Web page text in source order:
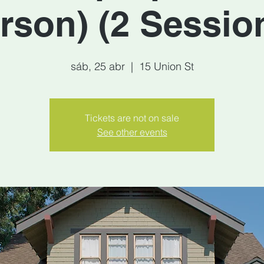
(2
sáb, 25 abr
  |
15 Union St
Tickets are not on sale
See other events